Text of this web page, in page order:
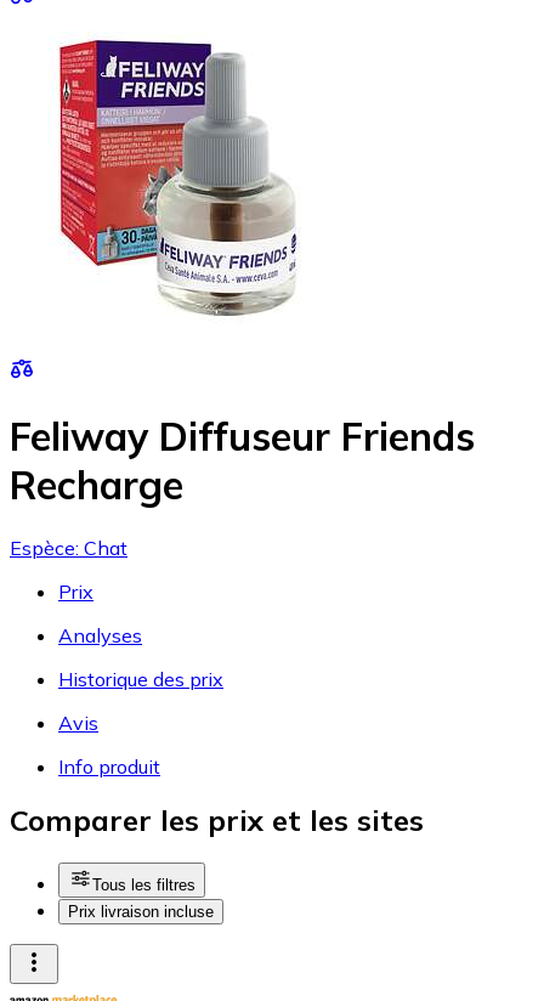
Feliway Diffuseur Friends
Recharge
Espèce: Chat
Prix
Analyses
Historique des prix
Avis
Info produit
Comparer les prix et les sites
Tous les filtres
Prix livraison incluse